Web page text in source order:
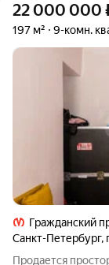
22 000 000
197 м² 9-комн.
Гражданский
Санкт-Петербург,
Продается